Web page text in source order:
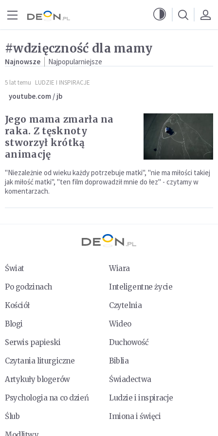
#wdzięczność dla mamy
Najnowsze Najpopularniejsze
5 lat temu LUDZIE I INSPIRACJE
youtube.com / jb
Jego mama zmarła na
raka. Z tęsknoty
stworzył krótką
animację
"Niezależnie od wieku każdy potrzebuje matki", "nie ma miłości takiej
jak miłość matki", "ten film doprowadził mnie do łez" - czytamy w
komentarzach.
Świat
Wiara
Po godzinach
Inteligentne życie
Kościół
Czytelnia
Blogi
Wideo
Serwis papieski
Duchowość
Czytania liturgiczne
Biblia
Artykuły blogerów
Świadectwa
Psychologia na co dzień
Ludzie i inspiracje
Ślub
Imiona i święci